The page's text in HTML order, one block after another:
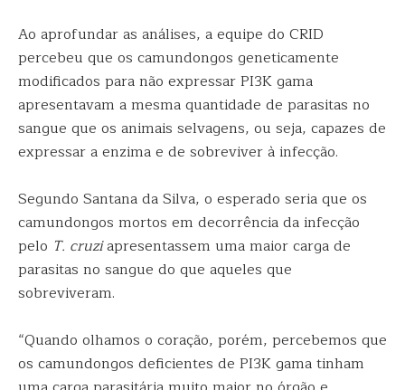
Ao aprofundar as análises, a equipe do CRID
percebeu que os camundongos geneticamente
modificados para não expressar PI3K gama
apresentavam a mesma quantidade de parasitas no
sangue que os animais selvagens, ou seja, capazes de
expressar a enzima e de sobreviver à infecção.
Segundo Santana da Silva, o esperado seria que os
camundongos mortos em decorrência da infecção
pelo T. cruziapresentassem uma maior carga de
parasitas no sangue do que aqueles que
sobreviveram.
“Quando olhamos o coração, porém, percebemos que
os camundongos deficientes de PI3K gama tinham